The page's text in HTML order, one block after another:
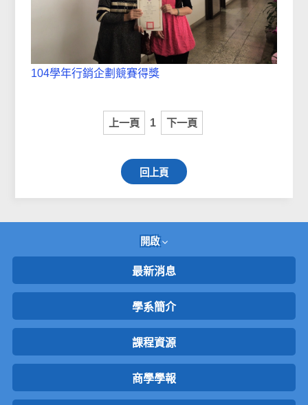
104學年行銷企劃競賽得獎
上一頁 1 下一頁
回上頁
開啟
最新消息
學系簡介
課程資源
商學學報